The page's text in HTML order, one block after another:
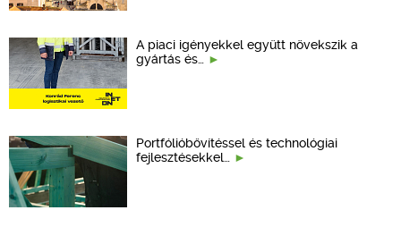
A piaci igényekkel együtt növekszik a
gyártás és…
Portfólióbővítéssel és technológiai
fejlesztésekkel…